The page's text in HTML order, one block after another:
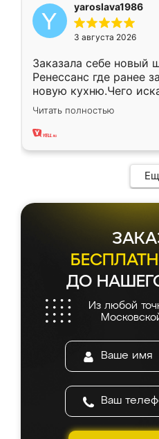
yaroslava1986
3 августа 2026
Заказала себе новый
Ренессанс где ранее
новую кухню.Чего
вполне довольна.
два года, нареканий
Читать полностью
ДО
Из любой